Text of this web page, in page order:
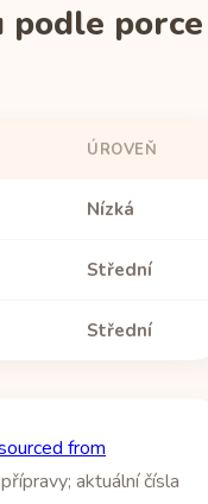
podle porce
ÚROVEŇ
Nízká
Střední
Střední
from
aktuální čísla